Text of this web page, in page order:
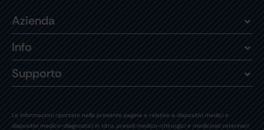
Azienda
Info
Supporto
Le informazioni riportate nella presente pagina e relative a dispositivi medici e
dispositivi medico-diagnostici in vitro, presidi medico-chirurgici e medicinali veterinari